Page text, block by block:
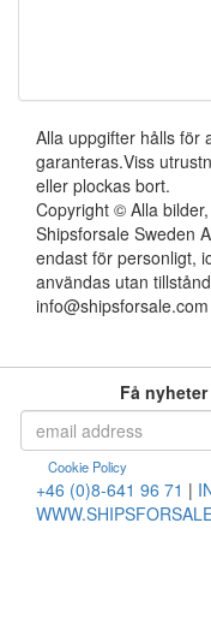
Alla uppgifter hålls för
garanteras.Viss
eller plockas bort.
Copyright © Alla
Shipsforsale Sweden
endast för personligt,
användas utan
info@shipsforsale.com
Få
Cookie Policy
+46 (0)8-641 96 71 |